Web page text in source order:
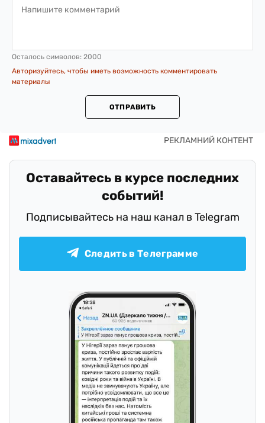
Осталось символов: 2000
Авторизуйтесь, чтобы иметь возможность комментировать
материалы
ОТПРАВИТЬ
Оставайтесь в курсе последних
событий!
Подписывайтесь на наш канал в Telegram
Следить в Телеграмме